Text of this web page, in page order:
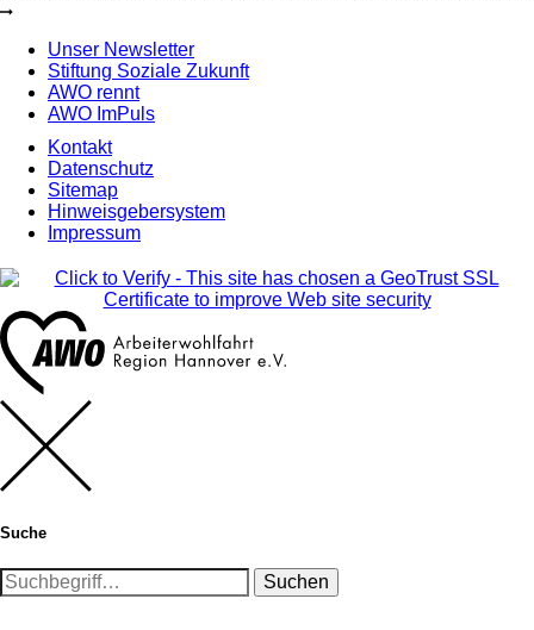
Unser Newsletter
Stiftung Soziale Zukunft
AWO rennt
AWO ImPuls
Kontakt
Datenschutz
Sitemap
Hinweisgebersystem
Impressum
Suche
Suchen